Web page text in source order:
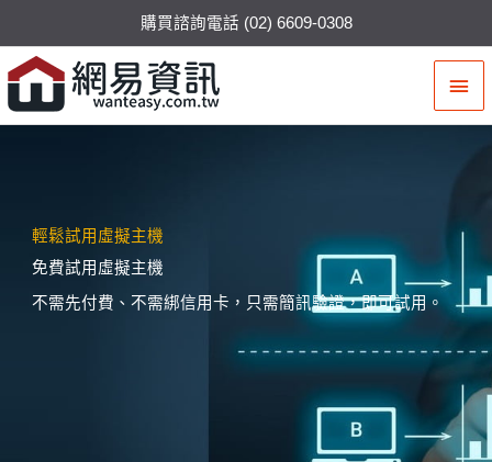
購買諮詢電話 (02) 6609-0308
主
要
輕鬆試用虛擬主機
免費試用虛擬主機
不需先付費、不需綁信用卡，只需簡訊驗證，即可試用。